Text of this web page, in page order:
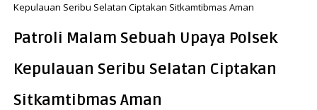
Kepulauan Seribu Selatan Ciptakan Sitkamtibmas Aman
Patroli Malam Sebuah Upaya Polsek
Kepulauan Seribu Selatan Ciptakan
Sitkamtibmas Aman